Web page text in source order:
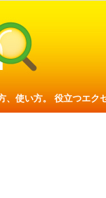
、使い方。 役立つエク